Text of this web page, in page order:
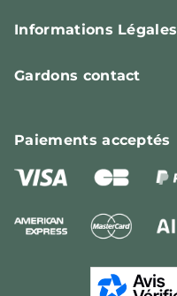
Informations Légales
Gardons contact
Paiementsacceptés